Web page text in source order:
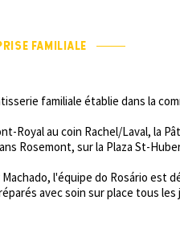
FAMILIALE
familiale établie dans la
Royal au coin Rachel/Laval, la
Rosemont, sur la Plaza St-
l'équipe do Rosário est
avec soin sur place tous les